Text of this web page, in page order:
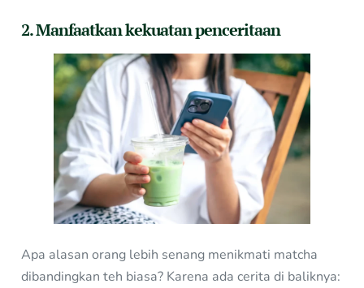
2. Manfaatkan kekuatan penceritaan
Apa alasan orang lebih senang menikmati matcha
dibandingkan teh biasa? Karena ada cerita di baliknya: